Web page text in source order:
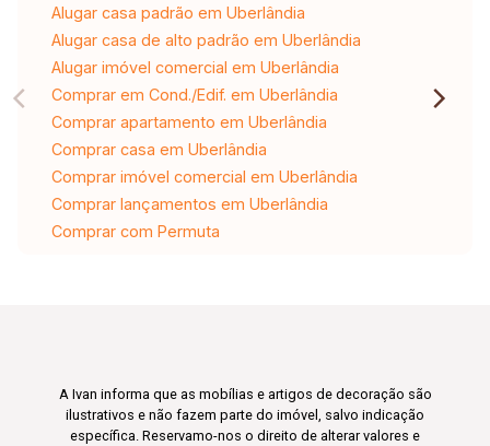
Alugar casa padrão em Uberlândia
Alugar casa de alto padrão em Uberlândia
Alugar imóvel comercial em Uberlândia
Comprar em Cond./Edif. em Uberlândia
Comprar apartamento em Uberlândia
Comprar casa em Uberlândia
Comprar imóvel comercial em Uberlândia
Comprar lançamentos em Uberlândia
Comprar com Permuta
A Ivan informa que as mobílias e artigos de decoração são
ilustrativos e não fazem parte do imóvel, salvo indicação
específica. Reservamo-nos o direito de alterar valores e